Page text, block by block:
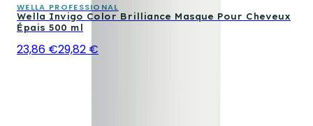
WELLA PROFESSIONAL
Wella Invigo Color Brilliance Masque Pour Cheveux
Épais 500 ml
23,86 €29,82 €